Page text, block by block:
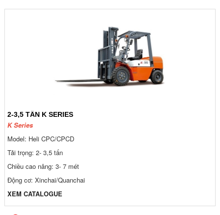
2-3,5 TẤN K SERIES
K Series
Model: Heli CPC/CPCD
Tải trọng: 2- 3,5 tấn
Chiều cao nâng: 3- 7 mét
Động cơ: Xinchai/Quanchai
XEM CATALOGUE